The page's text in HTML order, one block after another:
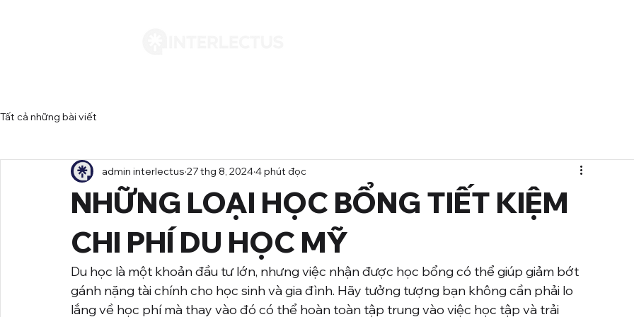
Tất cả những bài viết
NHỮNG LOẠI HỌC BỔNG TIẾT KIỆM
CHI PHÍ DU HỌC MỸ
admin interlectus 27 thg 8, 20244 phút đọc
Du học là một khoản đầu tư lớn, nhưng việc nhận được học bổng có thể giúp giảm bớt
gánh nặng tài chính cho học sinh và gia đình. Hãy tưởng tượng bạn không cần phải lo
lắng về học phí mà thay vào đó có thể hoàn toàn tập trung vào việc học tập và trải